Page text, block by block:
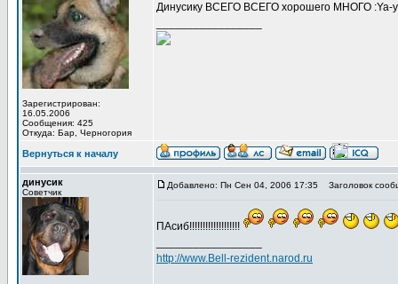
Зарегистрирован:
16.05.2006
Сообщения: 425
Откуда: Бар, Черногория
Динусику ВСЕГО ВСЕГО хорошего МНОГО :Ya-
Вернуться к началу
динусик
Советчик
Добавлено: Пн Сен 04, 2006 17:35 Заголовок
ПАсиб!!!!!!!!!!!!!!!!!!!
http://www.Bell-rezident.narod.ru